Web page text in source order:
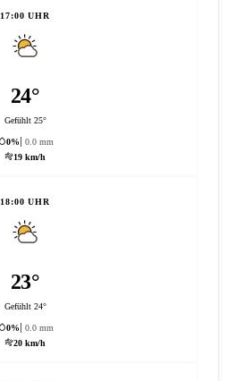
17:00 UHR
24°
Gefühlt 25°
0%
0.0 mm
19 km/h
18:00 UHR
23°
Gefühlt 24°
0%
0.0 mm
20 km/h